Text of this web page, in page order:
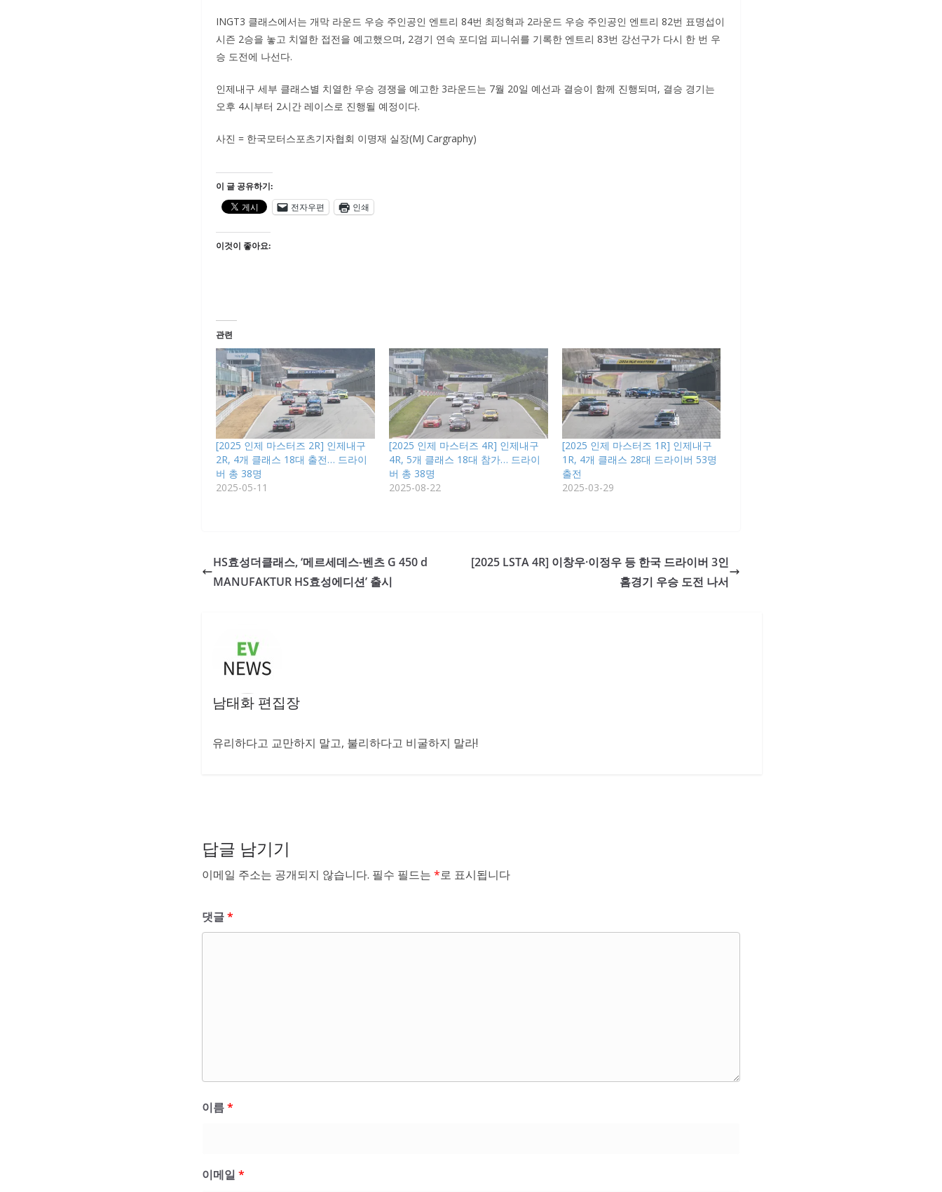
INGT3 클래스에서는 개막 라운드 우승 주인공인 엔트리 84번 최정혁과 2라운드 우승 주인공인 엔트리 82번 표명섭이
시즌 2승을 놓고 치열한 접전을 예고했으며, 2경기 연속 포디엄 피니쉬를 기록한 엔트리 83번 강선구가 다시 한 번 우
승 도전에 나선다.
인제내구 세부 클래스별 치열한 우승 경쟁을 예고한 3라운드는 7월 20일 예선과 결승이 함께 진행되며, 결승 경기는
오후 4시부터 2시간 레이스로 진행될 예정이다.
사진 = 한국모터스포츠기자협회 이명재 실장(MJ Cargraphy)
이 글 공유하기:
전자우편
인쇄
이것이 좋아요:
관련
[2025 인제 마스터즈 2R] 인제내구
2R, 4개 클래스 18대 출전… 드라이
버 총 38명
2025-05-11
[2025 인제 마스터즈 4R] 인제내구
4R, 5개 클래스 18대 참가… 드라이
버 총 38명
2025-08-22
[2025 인제 마스터즈 1R] 인제내구
1R, 4개 클래스 28대 드라이버 53명
출전
2025-03-29
HS효성더클래스, ‘메르세데스-벤츠 G 450 d
MANUFAKTUR HS효성에디션’ 출시
[2025 LSTA 4R] 이창우·이정우 등 한국 드라이버 3인
홈경기 우승 도전 나서
남태화 편집장
유리하다고 교만하지 말고, 불리하다고 비굴하지 말라!
답글 남기기
이메일 주소는 공개되지 않습니다. 필수 필드는 *로 표시됩니다
댓글*
이름*
이메일 *